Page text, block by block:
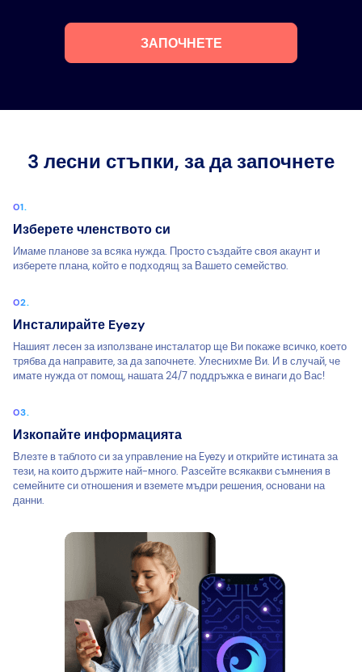
ЗАПОЧНЕТЕ
3 лесни стъпки, за да започнете
Изберете членството си
Имаме планове за всяка нужда. Просто създайте своя акаунт и
изберете плана, който е подходящ за Вашето семейство.
Инсталирайте Eyezy
Нашият лесен за използване инсталатор ще Ви покаже всичко, което
трябва да направите, за да започнете. Улеснихме Ви. И в случай, че
имате нужда от помощ, нашата 24/7 поддръжка е винаги до Вас!
Изкопайте информацията
Влезте в таблото си за управление на Eyezy и открийте истината за
тези, на които държите най-много. Разсейте всякакви съмнения в
семейните си отношения и вземете мъдри решения, основани на
данни.